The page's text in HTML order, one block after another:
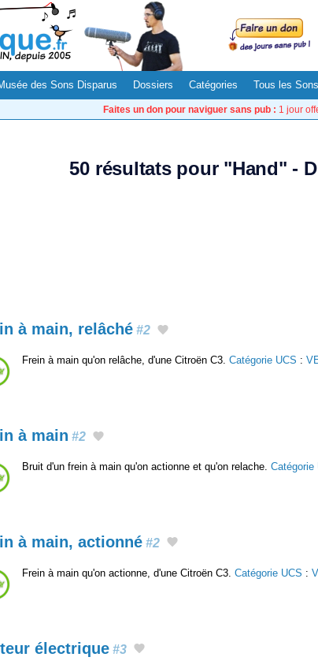
des Sons Disparus Dossiers Catégories Tous les Sons
Faites un don pour naviguer sans pub : 1 jour
50 résultats pour "Hand" -
à main, relâché #2
Frein à main qu'on relâche, d'une Citroën C3. Catégorie UCS :
à main #2
Bruit d'un frein à main qu'on actionne et qu'on relache. Catégorie
à main, actionné #2
Frein à main qu'on actionne, d'une Citroën C3. Catégorie UCS :
électrique #3